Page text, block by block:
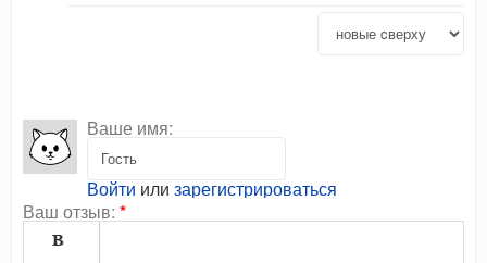
Ваше имя:
Войти или зарегистрироваться
Ваш отзыв: *
